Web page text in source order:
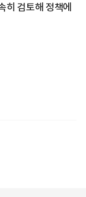
히 검토해 정책에